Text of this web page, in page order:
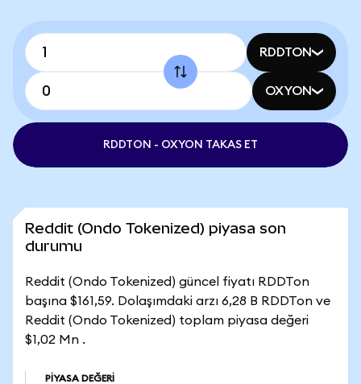
RDDTON
OXYON
RDDTON - OXYON TAKAS ET
Reddit (Ondo Tokenized) piyasa son
durumu
Reddit (Ondo Tokenized) güncel fiyatı RDDTon
başına $161,59. Dolaşımdaki arzı 6,28 B RDDTon ve
Reddit (Ondo Tokenized) toplam piyasa değeri
$1,02 Mn .
PIYASA DEĞERI